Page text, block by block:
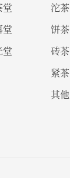
堂
堂
堂
沱茶
饼茶
砖茶
紧茶
其他